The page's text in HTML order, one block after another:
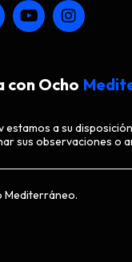
con Ocho
estamos a su
sus observaciones o